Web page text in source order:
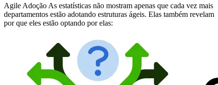
Agile Adoção As estatísticas não mostram apenas que cada vez mais
departamentos estão adotando estruturas ágeis. Elas também revelam
por que eles estão optando por elas: